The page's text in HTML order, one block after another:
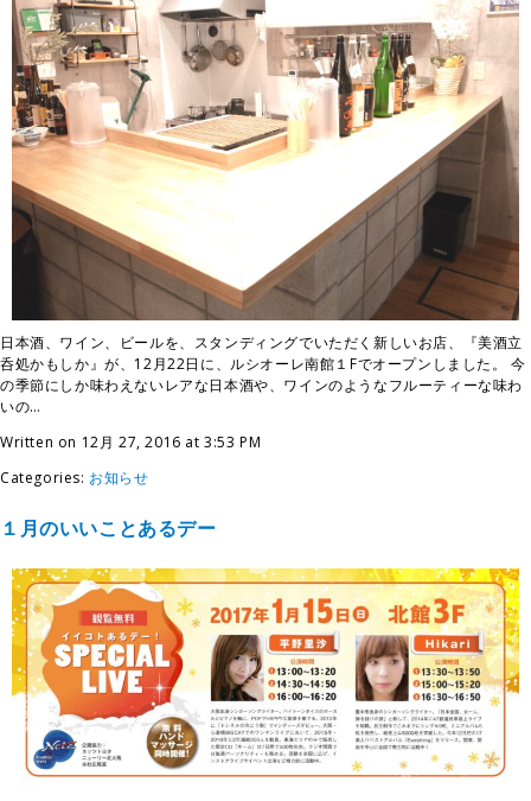
日本酒、ワイン、ビールを、スタンディングでいただく新しいお店、『美酒立
呑処かもしか』が、12月22日に、ルシオーレ南館１Fでオープンしました。 今
の季節にしか味わえないレアな日本酒や、ワインのようなフルーティーな味わ
いの…
Written on 12月 27, 2016 at 3:53 PM
Categories: お知らせ
１月のいいことあるデー